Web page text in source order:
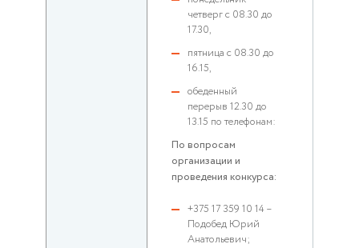
четверг с 08.30 до
17.30,
пятница с 08.30 до
16.15,
обеденный
перерыв 12.30 до
13.15 по телефонам:
По вопросам
организации и
проведения конкурса:
+375 17 359 10 14 –
Подобед Юрий
Анатольевич;